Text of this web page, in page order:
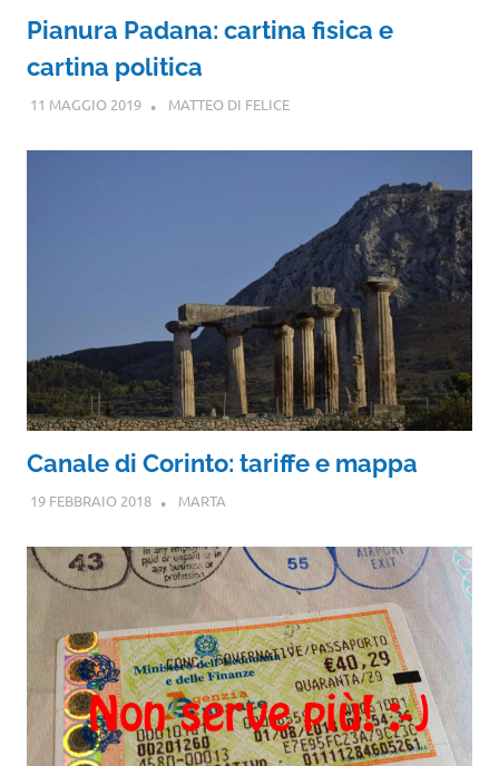
Pianura Padana: cartina fisica e
cartina politica
11 MAGGIO 2019 MATTEO DI FELICE
Canale di Corinto: tariffe e mappa
19 FEBBRAIO 2018 MARTA